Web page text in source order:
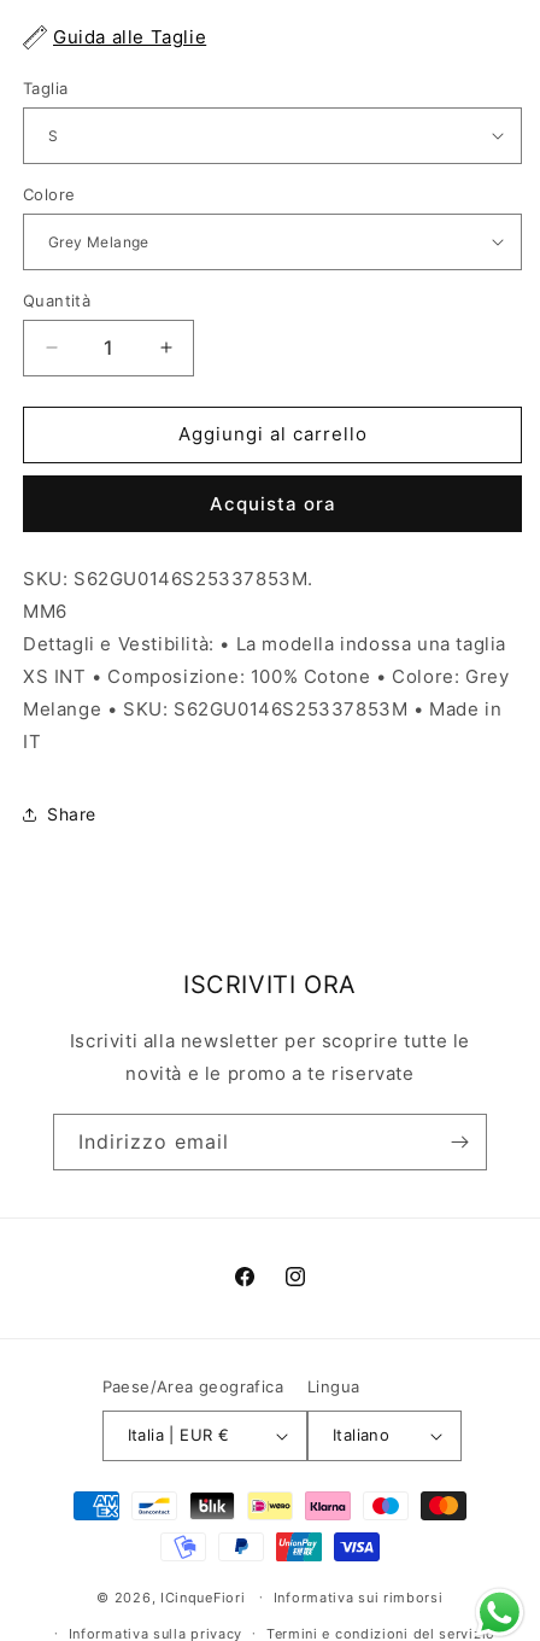
Guida alle Taglie
Taglia
Colore
Quantità
Diminuisci
quantità
per
MM6
Aumenta
quantità
per
Felpa
MM6
Aggiungi al carrello
Acquista ora
SKU: S62GU0146S25337853M.
MM6
Dettagli e Vestibilità: • La modella indossa una taglia
XS INT • Composizione: 100% Cotone • Colore: Grey
Melange • SKU: S62GU0146S25337853M • Made in
IT
Share
ISCRIVITI ORA
Iscriviti alla newsletter per scoprire tutte le
novità e le promo a te riservate
Indirizzo email
FacebookInstagram
Paese/Area geografica
Italia | EUR €
Lingua
Italiano
Metodi
© 2026, ICinqueFiori Informativa sui rimborsi
Informativa sulla privacy Termini e condizioni del servizio